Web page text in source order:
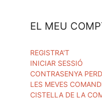
EL MEU
REGISTRA'T
INICIAR SESSIÓ
CONTRASENYA
LES MEVES
CISTELLA DE LA